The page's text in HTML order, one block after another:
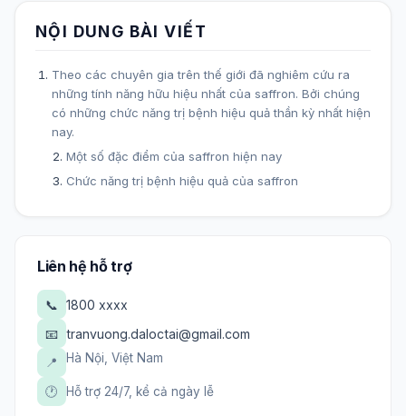
NỘI DUNG BÀI VIẾT
Theo các chuyên gia trên thế giới đã nghiêm cứu ra
những tính năng hữu hiệu nhất của saffron. Bởi chúng
có những chức năng trị bệnh hiệu quả thần kỳ nhất hiện
nay.
Một số đặc điểm của saffron hiện nay
Chức năng trị bệnh hiệu quả của saffron
Liên hệ hỗ trợ
📞 1800 xxxx
📧 tranvuong.daloctai@gmail.com
📍 Hà Nội, Việt Nam
🕐 Hỗ trợ 24/7, kể cả ngày lễ